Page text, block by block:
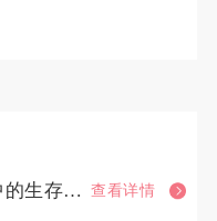
建筑队如何提高在攻城掠地中的生存能力 查看详情